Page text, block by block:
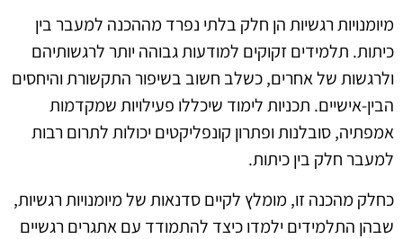
מיומנויות רגשיות הן חלק בלתי נפרד מההכנה למעבר בין
כיתות. תלמידים זקוקים למודעות גבוהה יותר לרגשותיהם
ולרגשות של אחרים, כשלב חשוב בשיפור התקשורת והיחסים
הבין-אישיים. תכניות לימוד שיכללו פעילויות שמקדמות
אמפתיה, סובלנות ופתרון קונפליקטים יכולות לתרום רבות
למעבר חלק בין כיתות.
כחלק מהכנה זו, מומלץ לקיים סדנאות של מיומנויות רגשיות,
שבהן התלמידים ילמדו כיצד להתמודד עם אתגרים רגשיים